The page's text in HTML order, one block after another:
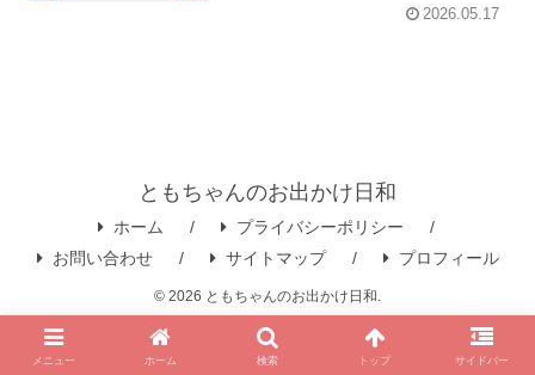
2026.05.17
ともちゃんのお出かけ日和
ホーム
プライバシーポリシー
お問い合わせ
サイトマップ プロフィール
© 2026 ともちゃんのお出かけ日和.
メニュー ホーム 検索 トップ サイドバー